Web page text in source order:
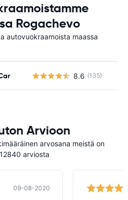
Rogachevo
autovuokraamoista maassa
8.6 (135)
Arvioon
arvosana meistä on
arviosta
09-08-2020